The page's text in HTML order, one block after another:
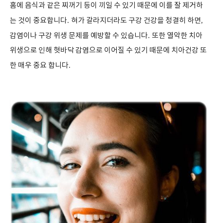
홈에 음식과 같은 찌꺼기 등이 끼일 수 있기 때문에 이를 잘 제거하
는 것이 중요합니다. 혀가 갈라지더라도 구강 건강을 청결히 하면,
감염이나 구강 위생 문제를 예방할 수 있습니다. 또한 열악한 치아
위생으로 인해 혓바닥 감염으로 이어질 수 있기 때문에 치아건강 또
한 매우 중요 합니다.